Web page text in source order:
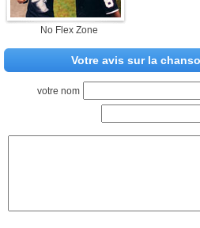
No Flex Zone
Votre avis sur la
votre nom